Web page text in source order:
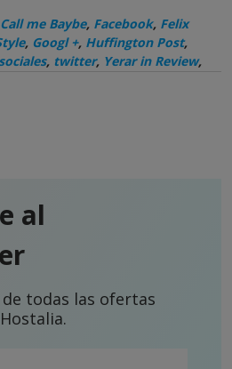
Call me Baybe, Facebook, Felix
, Googl +, Huffington Post,
, twitter, Yerar in Review,
al
todas las ofertas